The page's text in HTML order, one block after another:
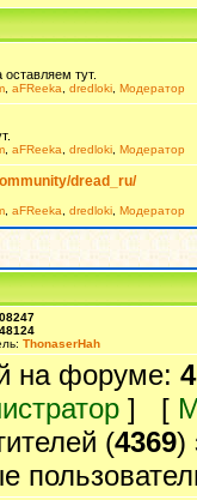
тут.
aFReeka dredloki Модератор
aFReeka dredloki Модератор
dread_ru/
aFReeka dredloki Модератор
48124
ThonaserHah
на форуме:
] [
(4369)